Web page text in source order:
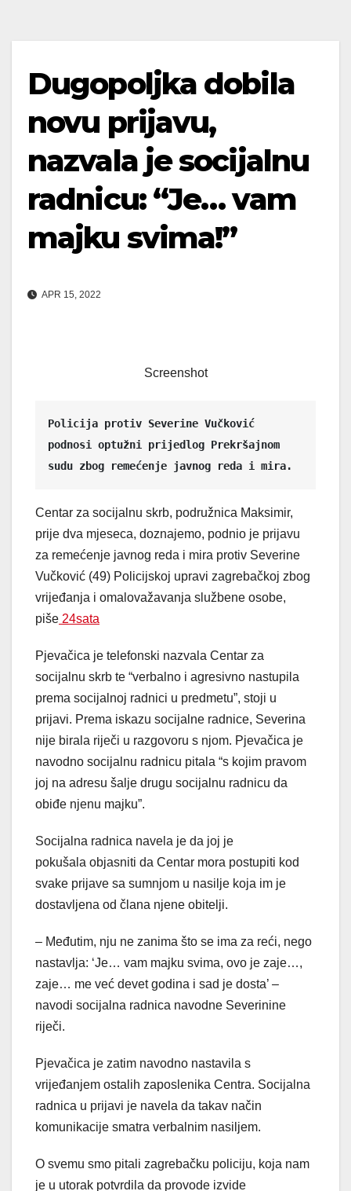
Dugopoljka dobila
novu prijavu,
nazvala je socijalnu
radnicu: “Je… vam
majku svima!”
APR 15, 2022
Screenshot
Policija protiv Severine Vučković
podnosi optužni prijedlog Prekršajnom
sudu zbog remećenje javnog reda i mira.
Centar za socijalnu skrb, podružnica Maksimir,
prije dva mjeseca, doznajemo, podnio je prijavu
za remećenje javnog reda i mira protiv Severine
Vučković (49) Policijskoj upravi zagrebačkoj zbog
vrijeđanja i omalovažavanja službene osobe,
piše 24sata
Pjevačica je telefonski nazvala Centar za
socijalnu skrb te “verbalno i agresivno nastupila
prema socijalnoj radnici u predmetu”, stoji u
prijavi. Prema iskazu socijalne radnice, Severina
nije birala riječi u razgovoru s njom. Pjevačica je
navodno socijalnu radnicu pitala “s kojim pravom
joj na adresu šalje drugu socijalnu radnicu da
obiđe njenu majku”.
Socijalna radnica navela je da joj je
pokušala objasniti da Centar mora postupiti kod
svake prijave sa sumnjom u nasilje koja im je
dostavljena od člana njene obitelji.
– Međutim, nju ne zanima što se ima za reći, nego
nastavlja: ‘Je… vam majku svima, ovo je zaje…,
zaje… me već devet godina i sad je dosta’ –
navodi socijalna radnica navodne Severinine
riječi.
Pjevačica je zatim navodno nastavila s
vrijeđanjem ostalih zaposlenika Centra. Socijalna
radnica u prijavi je navela da takav način
komunikacije smatra verbalnim nasiljem.
O svemu smo pitali zagrebačku policiju, koja nam
je u utorak potvrdila da provode izvide